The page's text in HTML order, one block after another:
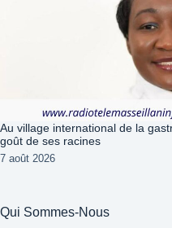
Au village international de la
goût de ses racines
7 août 2026
Qui Sommes-Nous